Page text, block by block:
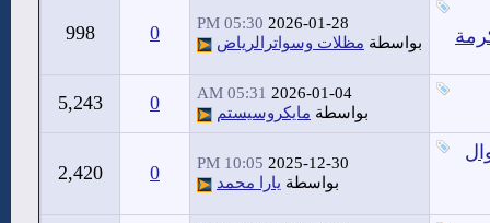
2026-01-28
05:30 PM
بواسطة مظلات وسواترالرياض 0
998
2026-01-04
05:31 AM
بواسطة مايكروسيستم 0
5,243
2025-12-30
10:05 PM
بواسطة يارا محمد 0
2,420